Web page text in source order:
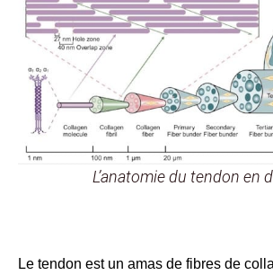
L’anatomie du tendon en
Le tendon est un amas de fibres de